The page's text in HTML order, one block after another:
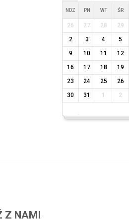
NDZ PN WT ŚR
26 27 28 29
2
3 4 5
9
10 11 12
16
17 18 19
23
24 25 26
30
31 1 2
Z NAMI